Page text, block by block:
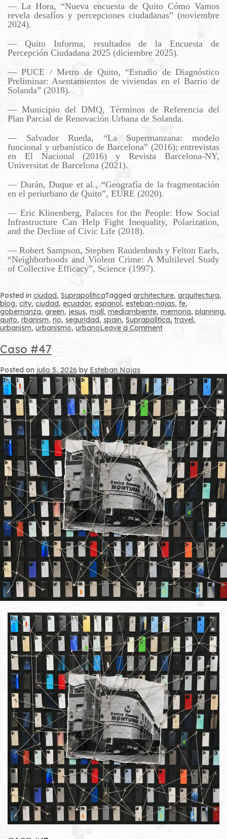
— La Hora, “Nueva encuesta de Quito Cómo Vamos
revela desafíos y percepciones ciudadanas” (noviembre
2024).
— Quito Informa, resultados de la Encuesta de
Percepción Ciudadana 2025 (diciembre 2025).
— PUCE / Metro de Quito, “Estudio de Diagnóstico
Preliminar: Asentamientos de viviendas en el Barrio de
Solanda” (2018).
— Municipio del DMQ, Términos de Referencia del
Plan Parcial de Renovación Urbana de Solanda.
— Salvador Rueda, “La Supermanzana: modelo
funcional y urbanístico de Barcelona” (2016); entrevistas
en El Nacional (2016) y Revista Barcelona-NY,
Universitat de Barcelona (2021).
— Durán, Duque et al., “Geografía de la fragmentación
en el periurbano de Quito”, EURE (2020).
— Eric Klinenberg, Palaces for the People: How Social
Infrastructure Can Help Fight Inequality, Polarization,
and the Decline of Civic Life (2018).
— Robert Sampson, Stephen Raudenbush y Felton Earls,
“Neighborhoods and Violent Crime: A Multilevel Study
of Collective Efficacy”, Science (1997).
Posted in ciudad, SuprapolíticaTagged architecture, arquitectura,
blog, city, ciudad, ecuador, espanol, esteban-najas, fe,
gobernanza, green, jesus, mall, mediambiente, memoria, planning,
quito, rbanism, rio, seguridad, spain, Suprapolítica, travel,
urbanism, urbanismo, urbanoLeave a Commenton
Caso #47
Posted on julio 5, 2026 by Esteban Najas